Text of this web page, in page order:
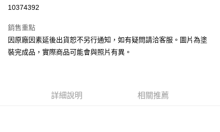
大哥付你分期
相關說明
【大哥付你分期使用說明】
3.實際核准額度、可分期數及費用金額請依後續交易確認頁面所載為準。
10374392
銷售重點
因原廠因素延後出貨恕不另行通知，如有疑問請洽客服。圖片為塗
裝完成品，實際商品可能會與照片有異。
詳細說明 相關推薦